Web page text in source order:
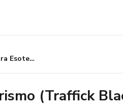
Marketing para Esoterismo (Traffick Black)
(Traffick